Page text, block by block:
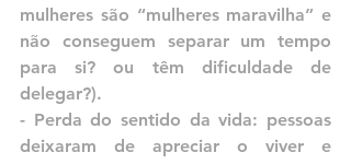
mulheres são “mulheres maravilha” e
não conseguem separar um tempo
para si? ou têm dificuldade de
delegar?).
- Perda do sentido da vida: pessoas
deixaram de apreciar o viver e